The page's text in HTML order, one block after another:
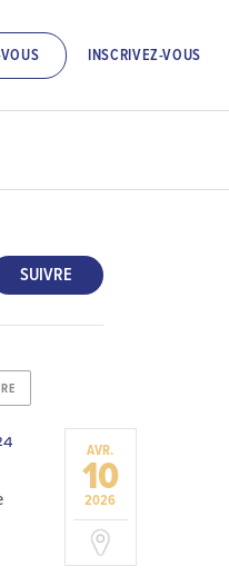
INSCRIVEZ-VOUS
SUIVRE
AVR.
10
2026